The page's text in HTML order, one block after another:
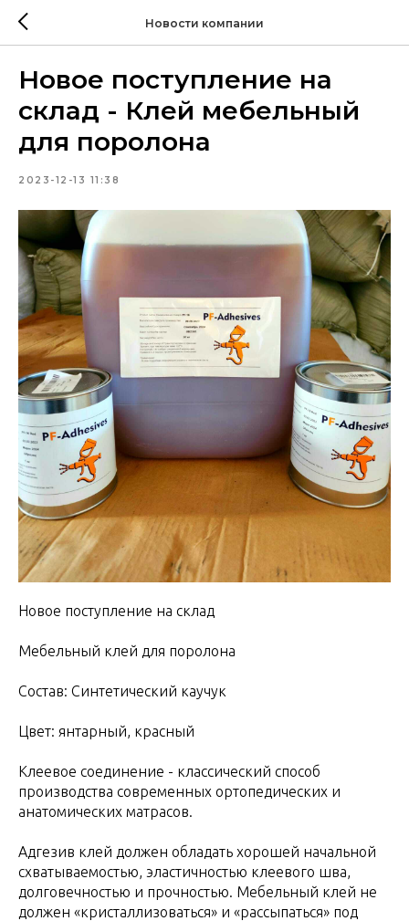
Новости компании
Новое поступление на
склад - Клей мебельный
для поролона
2023-12-13 11:38
Новое поступление на склад
Мебельный клей для поролона
Состав: Синтетический каучук
Цвет: янтарный, красный
Клеевое соединение - классический способ
производства современных ортопедических и
анатомических матрасов.
Адгезив клей должен обладать хорошей начальной
схватываемостью, эластичностью клеевого шва,
долговечностью и прочностью. Мебельный клей не
должен «кристаллизоваться» и «рассыпаться» под